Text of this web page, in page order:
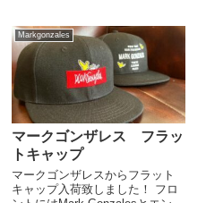
ップのご紹介です。 カバンにも
ゆっくり入ります◎ 撥水加工さ
れており、水分を弾きます◎ ...
Markgonzales
マークゴンザレス フラッ
トキャップ
マークゴンザレスからフラット
キャップ入荷致しました！ フロ